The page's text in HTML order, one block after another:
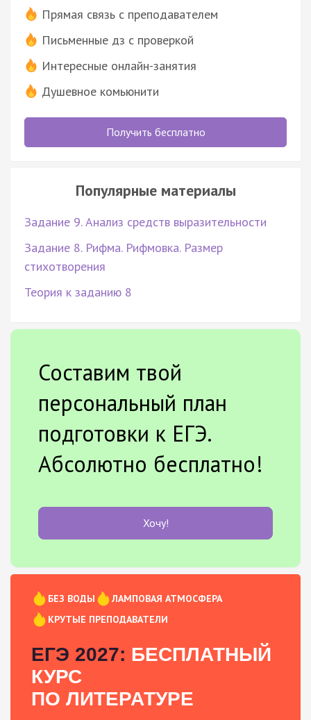
Прямая связь с преподавателем
Письменные дз с проверкой
Интересные онлайн-занятия
Душевное комьюнити
Получить бесплатно
Популярные материалы
Задание 9. Анализ средств выразительности
Задание 8. Рифма. Рифмовка. Размер
стихотворения
Теория к заданию 8
Составим твой
персональный план
подготовки к ЕГЭ.
Абсолютно бесплатно!
Хочу!
БЕЗ ВОДЫ
ЛАМПОВАЯ АТМОСФЕРА
КРУТЫЕ ПРЕПОДАВАТЕЛИ
ЕГЭ 2027: БЕСПЛАТНЫЙ
КУРС
ПО ЛИТЕРАТУРЕ